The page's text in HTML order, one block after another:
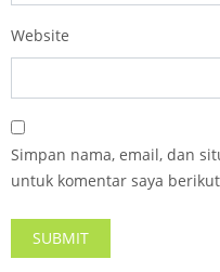
Website
Simpan nama, email, dan
untuk komentar saya